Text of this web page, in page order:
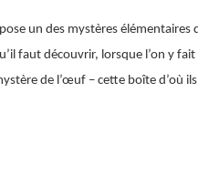
un des mystères élémentaires
faut découvrir, lorsque l’on y
de l’œuf – cette boîte d’où